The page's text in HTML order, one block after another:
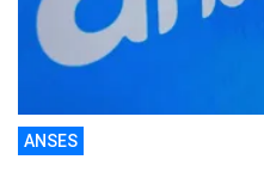
ANSES